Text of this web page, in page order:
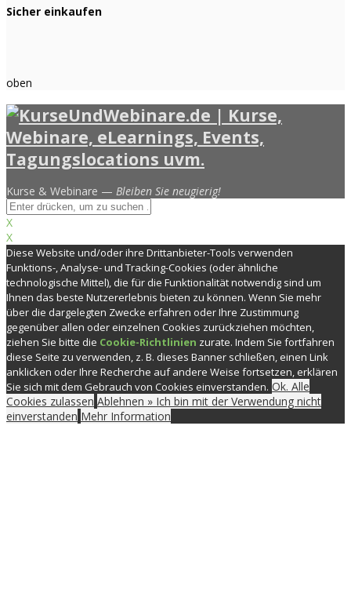
Sicher einkaufen
oben
Kurse & Webinare — Bleiben Sie neugierig!
X
X
Diese Website und/oder ihre Drittanbieter-Tools verwenden
Funktions-, Analyse- und Tracking-Cookies (oder ähnliche
technologische Mittel), die für die Funktionalität notwendig sind um
Ihnen das beste Nutzererlebnis bieten zu können. Wenn Sie mehr
über die dargelegten Zwecke erfahren oder Ihre Zustimmung
gegenüber allen oder einzelnen Cookies zurückziehen möchten,
ziehen Sie bitte die Cookie-Richtlinien zurate. Indem Sie fortfahren
diese Seite zu verwenden, z. B. dieses Banner schließen, einen Link
anklicken oder Ihre Recherche auf andere Weise fortsetzen, erklären
Sie sich mit dem Gebrauch von Cookies einverstanden. Ok. Alle
Cookies zulassen Ablehnen » Ich bin mit der Verwendung nicht
einverstanden Mehr Information